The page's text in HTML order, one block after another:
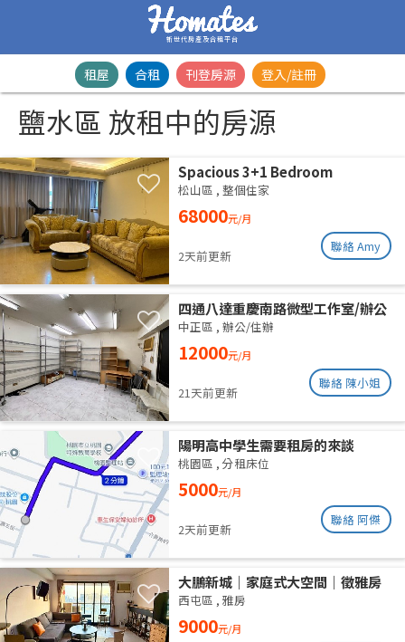
新世代房產及合租平台
租屋 合租 刊登房源 登入/註冊
鹽水區 放租中的房源
Spacious 3+1 Bedroom
Residence | Songshan District |
Taipei Arena MRTSpacious 42-
Ping Designer Apartment | Near
松山區 , 整個住家
68000元/月
2天前更新
聯絡 Amy
四通八達重慶南路微型工作室/辦公
室出租
中正區 , 辦公/住辦
12000元/月
21天前更新
聯絡 陳小姐
陽明高中學生需要租房的來談
桃園區 , 分租床位
5000元/月
2天前更新
聯絡 阿傑
大鵬新城｜家庭式大空間｜徵雅房
室友 1 人
西屯區 , 雅房
9000元/月